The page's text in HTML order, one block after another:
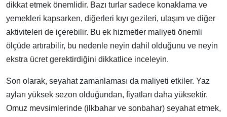
dikkat etmek önemlidir. Bazı turlar sadece konaklama ve
yemekleri kapsarken, diğerleri kıyı gezileri, ulaşım ve diğer
aktiviteleri de içerebilir. Bu ek hizmetler maliyeti önemli
ölçüde artırabilir, bu nedenle neyin dahil olduğunu ve neyin
ekstra ücret gerektirdiğini dikkatlice inceleyin.
Son olarak, seyahat zamanlaması da maliyeti etkiler. Yaz
ayları yüksek sezon olduğundan, fiyatları daha yüksektir.
Omuz mevsimlerinde (ilkbahar ve sonbahar) seyahat etmek,